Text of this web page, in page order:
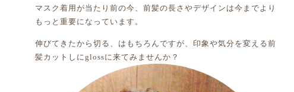
マスク着用が当たり前の今、前髪の長さやデザインは今までより
もっと重要になっています。
伸びてきたから切る、はもちろんですが、印象や気分を変える前
髪カットしにglossに来てみませんか？